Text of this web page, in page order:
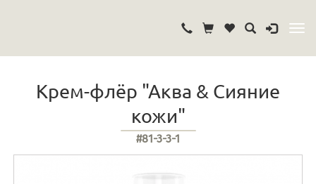
Крем-флёр "Аква & Сияние
кожи"
#81-3-3-1